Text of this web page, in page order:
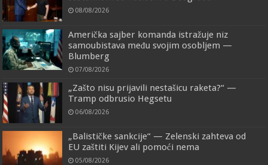
08/08/2026
Američka sajber komanda istražuje niz
samoubistava među svojim osobljem —
Blumberg
07/08/2026
„Zašto nisu prijavili nestašicu raketa?“ —
Tramp odbrusio Hegsetu
06/08/2026
„Balističke sankcije“ — Zelenski zahteva od
EU zaštiti Kijev ali pomoći nema
05/08/2026